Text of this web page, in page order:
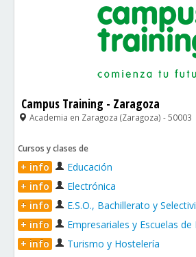
Campus Training - Zaragoza
Academia en Zaragoza (Zaragoza) - 50003
Cursos y clases de
+ info
Educación
+ info
Electrónica
+ info
E.S.O., Bachillerato y
+ info
Empresariales y Escuelas
+ info
Turismo y Hostelería